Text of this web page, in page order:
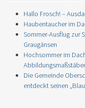
Hallo Frosch! –
Haubentaucher im
Sommer-Ausflug zur
Graugänsen
Hochsommer im
Die Gemeinde
entdeckt seinen